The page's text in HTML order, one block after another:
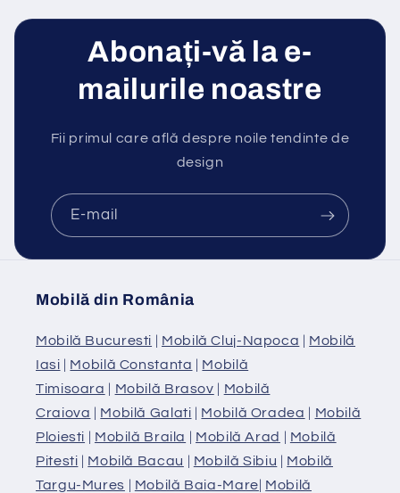
Abonați-vă la e-
mailurile noastre
Fii primul care află despre noile tendinte de
design
E-mail
Mobilă din România
Mobilă Bucuresti | Mobilă Cluj-Napoca | Mobilă
Iasi | Mobilă Constanta | Mobilă
Timisoara | Mobilă Brasov | Mobilă
Craiova | Mobilă Galati | Mobilă Oradea | Mobilă
Ploiesti | Mobilă Braila | Mobilă Arad | Mobilă
Pitesti | Mobilă Bacau | Mobilă Sibiu | Mobilă
Targu-Mures | Mobilă Baia-Mare| Mobilă